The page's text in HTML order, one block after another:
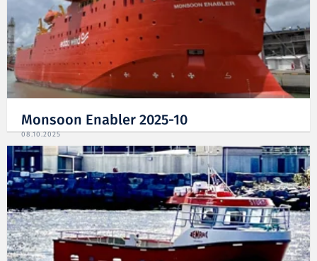
Monsoon Enabler 2025-10
08.10.2025